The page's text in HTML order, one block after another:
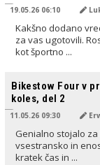
19.05.26 06:10
Kakšno dodano
za vas ugotovili.
kot športno ...
Bikestow Four v
koles, del 2
11.05.26 09:30
Genialno stojalo
vsestransko in
kratek čas in ...